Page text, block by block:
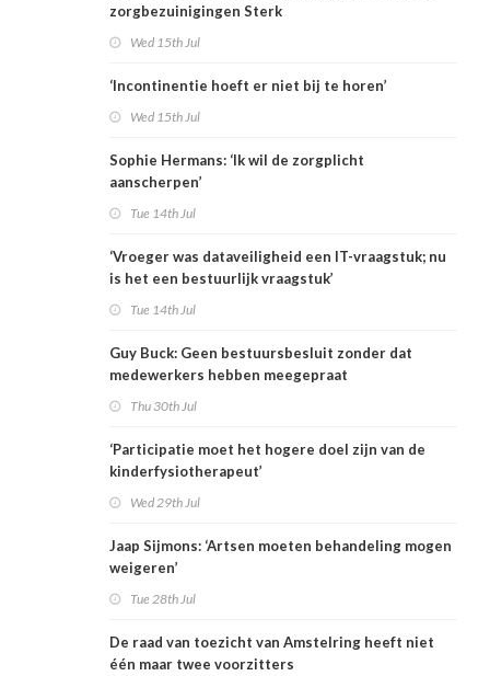
zorgbezuinigingen Sterk
Wed 15th Jul
‘Incontinentie hoeft er niet bij te horen’
Wed 15th Jul
Sophie Hermans: ‘Ik wil de zorgplicht
aanscherpen’
Tue 14th Jul
‘Vroeger was dataveiligheid een IT-vraagstuk; nu
is het een bestuurlijk vraagstuk’
Tue 14th Jul
Guy Buck: Geen bestuursbesluit zonder dat
medewerkers hebben meegepraat
Thu 30th Jul
‘Participatie moet het hogere doel zijn van de
kinderfysiotherapeut’
Wed 29th Jul
Jaap Sijmons: ‘Artsen moeten behandeling mogen
weigeren’
Tue 28th Jul
De raad van toezicht van Amstelring heeft niet
één maar twee voorzitters